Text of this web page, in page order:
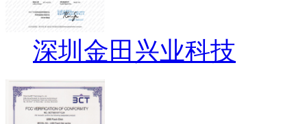
深圳金田兴业科技